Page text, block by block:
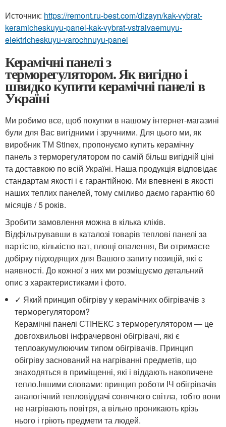
Источник: https://remont.ru-best.com/dizayn/kak-vybrat-
keramicheskuyu-panel-kak-vybrat-vstraivaemuyu-
elektricheskuyu-varochnuyu-panel
Керамічні панелі з
терморегулятором. Як вигідно і
швидко купити керамічні панелі в
Україні
Ми робимо все, щоб покупки в нашому інтернет-магазині
були для Вас вигідними і зручними. Для цього ми, як
виробник ТМ Stinex, пропонуємо купить керамічну
панель з терморегулятором по самій більш вигідній ціні
та доставкою по всій Україні. Наша продукція відповідає
стандартам якості і є гарантійною. Ми впевнені в якості
наших теплих панелей, тому сміливо даємо гарантію 60
місяців / 5 років.
Зробити замовлення можна в кілька кліків.
Відфільтрувавши в каталозі товарів теплові панелі за
вартістю, кількістю ват, площі опалення, Ви отримаєте
добірку підходящих для Вашого запиту позицій, які є
наявності. До кожної з них ми розміщуємо детальний
опис з характеристиками і фото.
✓ Який принцип обігріву у керамічних обігрівачів з
терморегулятором?
Керамічні панелі СТІНЕКС з терморегулятором — це
довгохвильові інфрачервоні обігрівачі, які є
теплоакумулюючим типом обігрівачів. Принцип
обігріву заснований на нагріванні предметів, що
знаходяться в приміщенні, які і віддають накопичене
тепло.Іншими словами: принцип роботи ІЧ обігрівачів
аналогічний тепловіддачі сонячного світла, тобто вони
не нагрівають повітря, а вільно проникають крізь
нього і гріють предмети та людей.